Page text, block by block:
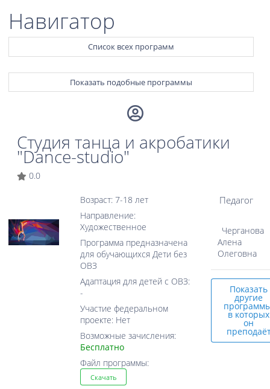
Навигатор
Список всех программ
Показать подобные программы
Студия танца и акробатики
"Dance-studio"
0.0
Возраст: 7-18 лет
Направление:
Художественное
Программа предназначена
для обучающихся Дети без
ОВЗ
Адаптация для детей с ОВЗ:
-
Участие федеральном
проекте: Нет
Возможные зачисления:
Бесплатно
Файл программы:
Скачать
Педагог
Черганова
Алена
Олеговна
Показать
другие
в которых
он